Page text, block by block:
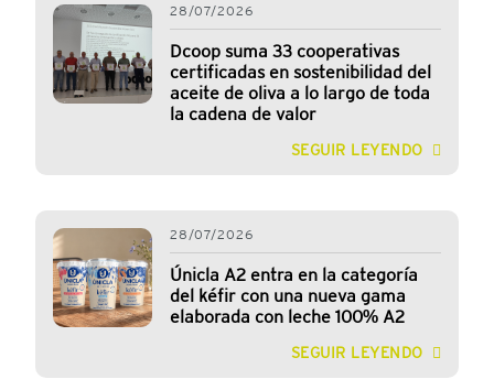
28/07/2026
Dcoop suma 33 cooperativas
certificadas en sostenibilidad del
aceite de oliva a lo largo de toda
la cadena de valor
SEGUIR LEYENDO
28/07/2026
Únicla A2 entra en la categoría
del kéfir con una nueva gama
elaborada con leche 100% A2
SEGUIR LEYENDO